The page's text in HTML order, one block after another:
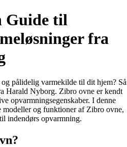
Guide til
fra
pålidelig varmekilde til dit hjem? Så
Harald Nyborg. Zibro ovne er kendt
opvarmningsegenskaber. I denne
og funktioner af Zibro ovne,
indendørs opvarmning.